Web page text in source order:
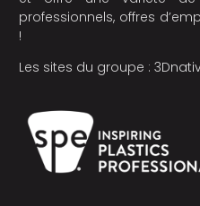
professionnels, offres
!
Les sites du groupe :